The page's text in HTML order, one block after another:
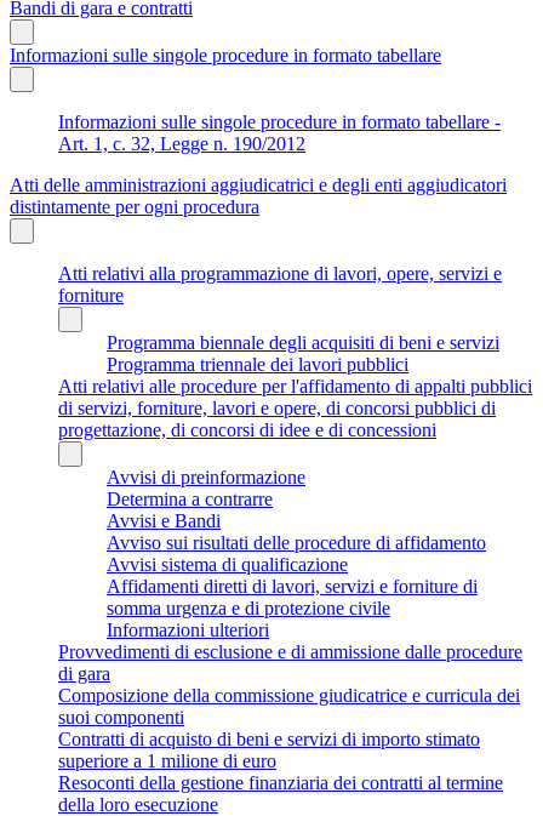
Bandi di gara e contratti
Informazioni sulle singole procedure in formato tabellare
Informazioni sulle singole procedure in formato tabellare -
Art. 1, c. 32, Legge n. 190/2012
Atti delle amministrazioni aggiudicatrici e degli enti aggiudicatori
distintamente per ogni procedura
Atti relativi alla programmazione di lavori, opere, servizi e
forniture
Programma biennale degli acquisiti di beni e servizi
Programma triennale dei lavori pubblici
Atti relativi alle procedure per l'affidamento di appalti pubblici
di servizi, forniture, lavori e opere, di concorsi pubblici di
progettazione, di concorsi di idee e di concessioni
Avvisi di preinformazione
Determina a contrarre
Avvisi e Bandi
Avviso sui risultati delle procedure di affidamento
Avvisi sistema di qualificazione
Affidamenti diretti di lavori, servizi e forniture di
somma urgenza e di protezione civile
Informazioni ulteriori
Provvedimenti di esclusione e di ammissione dalle procedure
di gara
Composizione della commissione giudicatrice e curricula dei
suoi componenti
Contratti di acquisto di beni e servizi di importo stimato
superiore a 1 milione di euro
Resoconti della gestione finanziaria dei contratti al termine
della loro esecuzione